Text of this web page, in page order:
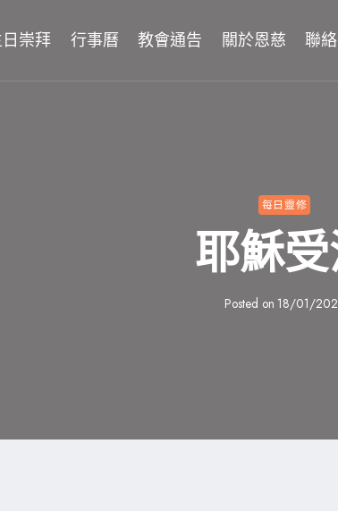
崇拜 行事曆 教會通告 關於恩慈 聯
每日靈修
耶穌
Posted on 18/01/